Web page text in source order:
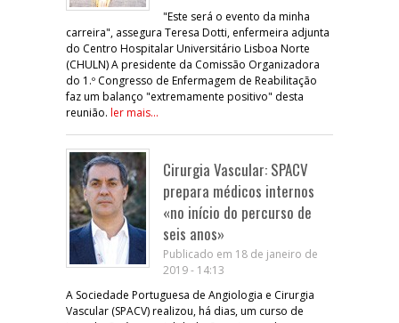
"Este será o evento da minha
carreira", assegura Teresa Dotti, enfermeira adjunta
do Centro Hospitalar Universitário Lisboa Norte
(CHULN) A presidente da Comissão Organizadora
do 1.º Congresso de Enfermagem de Reabilitação
faz um balanço "extremamente positivo" desta
reunião. ler mais...
Cirurgia Vascular: SPACV
prepara médicos internos
«no início do percurso de
seis anos»
Publicado em 18 de janeiro de
2019 - 14:13
A Sociedade Portuguesa de Angiologia e Cirurgia
Vascular (SPACV) realizou, há dias, um curso de